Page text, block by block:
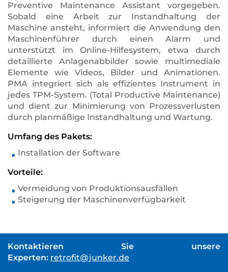
Preventive Maintenance Assistant vorgegeben.
Sobald eine Arbeit zur Instandhaltung der
Maschine ansteht, informiert die Anwendung den
Maschinenführer durch einen Alarm und
unterstützt im Online-Hilfesystem, etwa durch
detaillierte Anlagenabbilder sowie multimediale
Elemente wie Videos, Bilder und Animationen.
PMA integriert sich als effizientes Instrument in
jedes TPM-System. (Total Productive Maintenance)
und dient zur Minimierung von Prozessverlusten
durch planmäßige Instandhaltung und Wartung.
Umfang des Pakets:
Installation der Software
Vorteile:
Vermeidung von Produktionsausfällen
Steigerung der Maschinenverfügbarkeit
Kontaktieren Sie unsere
Experten: retrofit@junker.de